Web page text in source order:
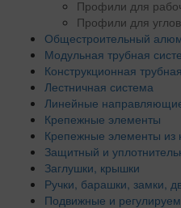
Профили для
Профили для
Общестроительный
Модульная трубная
Конструкционная
Лестничная система
Линейные
Крепежные элементы
Крепежные элементы из
Защитный и
Заглушки, крышки
Ручки, барашки, замки,
Подвижные и